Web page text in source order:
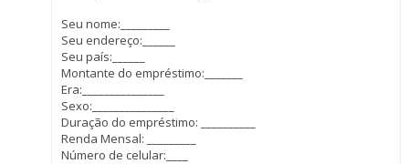
Seu nome:_________
Seu endereço:______
Seu país:______
Montante do empréstimo:_______
Era:_______________
Sexo:_______________
Duração do empréstimo: __________
Renda Mensal: _________
Número de celular:____